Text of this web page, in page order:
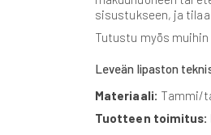
sisustukseen, ja
Tutustu myös
Leveän lipaston
Materiaali: Tammi/
Tuotteen toimitus: